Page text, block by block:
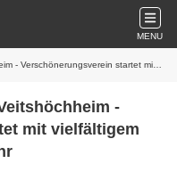
MENU
startet mit vielfältigem Programm ins Jubiläumsjahr
-
mit vielfältigem